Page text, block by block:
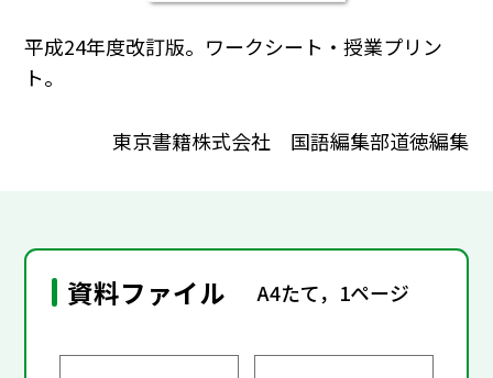
平成24年度改訂版。ワークシート・授業プリン
ト。
東京書籍株式会社 国語編集部道徳編集
資料ファイル A4たて，1ページ